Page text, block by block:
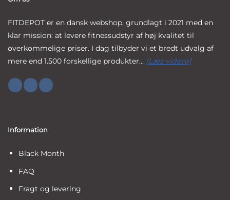
FITDEPOT er en dansk webshop, grundlagt i 2021 med en
klar mission: at levere fitnessudstyr af høj kvalitet til
overkommelige priser. I dag tilbyder vi et bredt udvalg af
mere end 1.500 forskellige produkter... [Læs videre]
Information
Black Month
FAQ
Fragt og levering